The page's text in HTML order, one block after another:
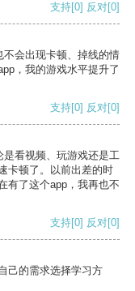
支持[0] 反对[0]
会出现卡顿、掉线的情
，我的游戏水平提升了
支持[0] 反对[0]
看视频、玩游戏还是工
卡顿了。以前出差的时
有了这个app，我再也不
支持[0] 反对[0]
己的需求选择学习方